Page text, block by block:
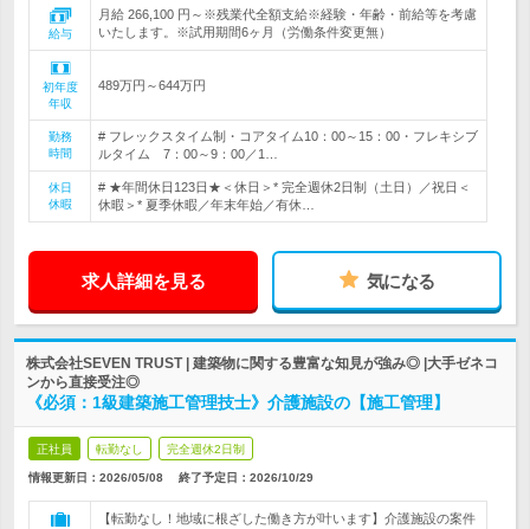
給与
月給 266,100 円～※残業代全額支給※経験・年齢・前給等を考慮
いたします。※試用期間6ヶ月（労働条件変更無）
初年度
年収
489万円～644万円
勤務
時間
# フレックスタイム制・コアタイム10：00～15：00・フレキシブ
ルタイム 7：00～9：00／1…
休日
休暇
# ★年間休日123日★＜休日＞* 完全週休2日制（土日）／祝日＜
休暇＞* 夏季休暇／年末年始／有休…
求人詳細を見る 気になる
株式会社SEVEN TRUST | 建築物に関する豊富な知見が強み◎ |大手ゼネコ
ンから直接受注◎
《必須：1級建築施工管理技士》介護施設の【施工管理】
正社員 転勤なし 完全週休2日制
情報更新日：2026/05/08 終了予定日： 2026/10/29
【転勤なし！地域に根ざした働き方が叶います】介護施設の案件